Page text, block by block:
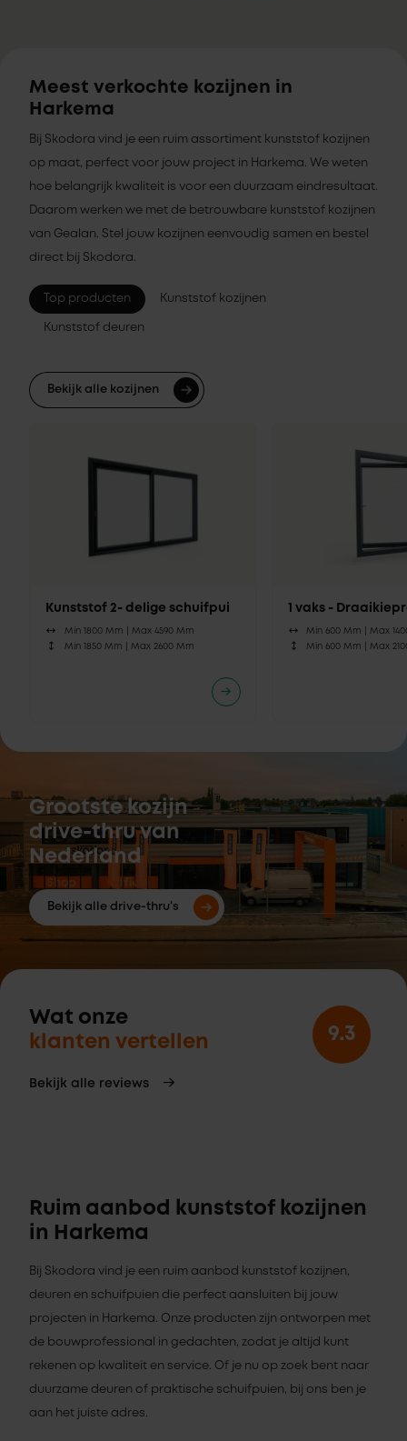
Meest verkochte kozijnen in
Harkema
Bij Skodora vind je een ruim assortiment kunststof kozijnen
op maat, perfect voor jouw project in Harkema. We weten
hoe belangrijk kwaliteit is voor een duurzaam eindresultaat.
Daarom werken we met de betrouwbare kunststof kozijnen
van Gealan. Stel jouw kozijnen eenvoudig samen en bestel
direct bij Skodora.
Top producten Kunststof kozijnen
Kunststof deuren
Bekijk alle kozijnen
Kunststof 2- delige schuifpui
Min 1800 Mm | Max 4590 Mm
Min 1850 Mm | Max 2600 Mm
1 vaks -
Min 600 Mm |Max
Min 600 Mm |Max
Grootste kozijn
drive-thru van
Nederland
Bekijk alle drive-thru's
Wat onze
klanten vertellen
Bekijk alle reviews
9.3
Ruim aanbod kunststof kozijnen
in Harkema
Bij Skodora vind je een ruim aanbod kunststof kozijnen,
deuren en schuifpuien die perfect aansluiten bij jouw
projecten in Harkema. Onze producten zijn ontworpen met
de bouwprofessional in gedachten, zodat je altijd kunt
rekenen op kwaliteit en service. Of je nu op zoek bent naar
duurzame deuren of praktische schuifpuien, bij ons ben je
aan het juiste adres.